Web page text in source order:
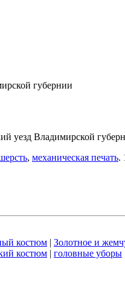
губернии
уезд Владимирской
, механическая печать.
костюм | Золотное и
костюм | головные уборы